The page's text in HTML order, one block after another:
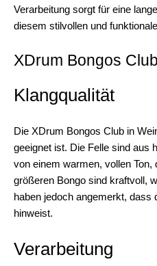
Verarbeitung sorgt für eine
diesem stilvollen und
XDrum Bongos
Klangqualität
Die XDrum Bongos Club in
geeignet ist. Die Felle sind aus
von einem warmen, vollen
größeren Bongo sind kraftvoll,
haben jedoch angemerkt, dass
hinweist.
Verarbeitung